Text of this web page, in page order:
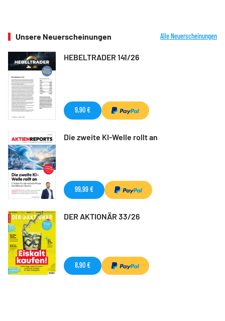
Unsere Neuerscheinungen Alle Neuerscheinungen
HEBELTRADER 141/26
9,90 €
Die zweite KI-Welle rollt an
99,99 €
DER AKTIONÄR 33/26
8,90 €